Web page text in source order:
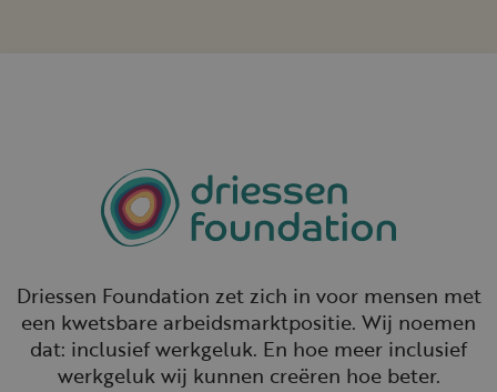
Driessen Foundation zet zich in voor mensen met
een kwetsbare arbeidsmarktpositie. Wij noemen
dat: inclusief werkgeluk. En hoe meer inclusief
werkgeluk wij kunnen creëren hoe beter.